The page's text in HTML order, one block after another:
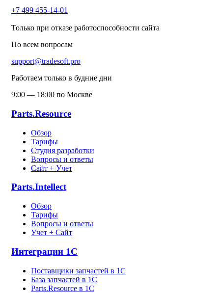
+7 499 455-14-01
Только при отказе работоспособности сайта
По всем вопросам
support@tradesoft.pro
Работаем только в будние дни
9:00 — 18:00 по Москве
Parts.Resource
Обзор
Тарифы
Студия разработки
Вопросы и ответы
Сайт + Учет
Parts.Intellect
Обзор
Тарифы
Вопросы и ответы
Учет + Сайт
Интеграции 1С
Поставщики запчастей в 1C
База запчастей в 1С
Parts.Resource в 1C